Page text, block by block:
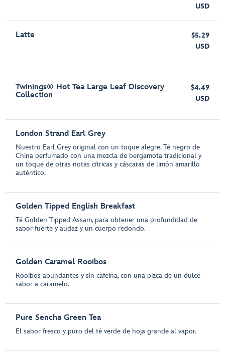
USD
Latte
$5.29
USD
Twinings® Hot Tea Large Leaf Discovery
Collection
$4.49
USD
London Strand Earl Grey
Nuestro Earl Grey original con un toque alegre. Té negro de
China perfumado con una mezcla de bergamota tradicional y
un toque de otras notas cítricas y cáscaras de limón amarillo
auténtico.
Golden Tipped English Breakfast
Té Golden Tipped Assam, para obtener una profundidad de
sabor fuerte y audaz y un cuerpo redondo.
Golden Caramel Rooibos
Rooibos abundantes y sin cafeína, con una pizca de un dulce
sabor a caramelo.
Pure Sencha Green Tea
El sabor fresco y puro del té verde de hoja grande al vapor.